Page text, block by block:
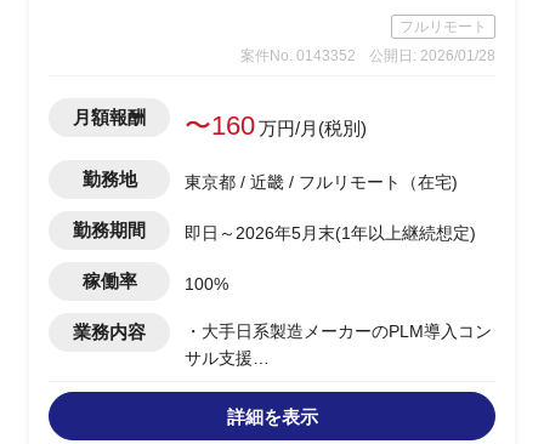
フルリモート
案件No. 0143352
公開日: 2026/01/28
月額報酬 〜160万円/月(税別)
勤務地 東京都 / 近畿 / フルリモート（在宅)
勤務期間 即日～2026年5月末(1年以上継続想定)
稼働率 100%
業務内容
・大手日系製造メーカーのPLM導入コン
サル支援
システム稼働、稼働後フォローまで想定
詳細を表示